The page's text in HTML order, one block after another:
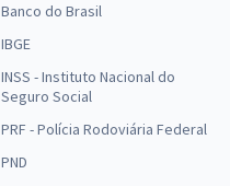
Banco do Brasil
IBGE
INSS - Instituto Nacional do
Seguro Social
PRF - Polícia Rodoviária Federal
PND